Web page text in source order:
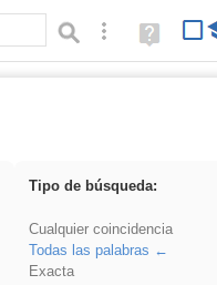
Búsqueda avanzada
Ayuda
(en
Tipo de búsqueda:
Cualquier coincidencia
Todas las palabras
Exacta